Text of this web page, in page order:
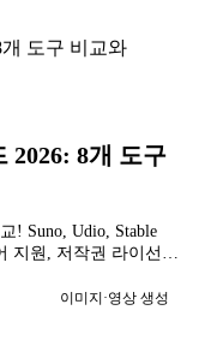
2026: 8개 도구
! Suno, Udio, Stable
지원, 저작권 라이선스
이미지·영상 생성